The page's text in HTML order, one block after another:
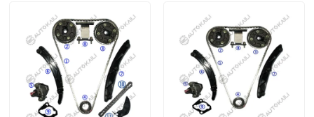
विडियो
हमारे बारे में
कारखाने का दौरा